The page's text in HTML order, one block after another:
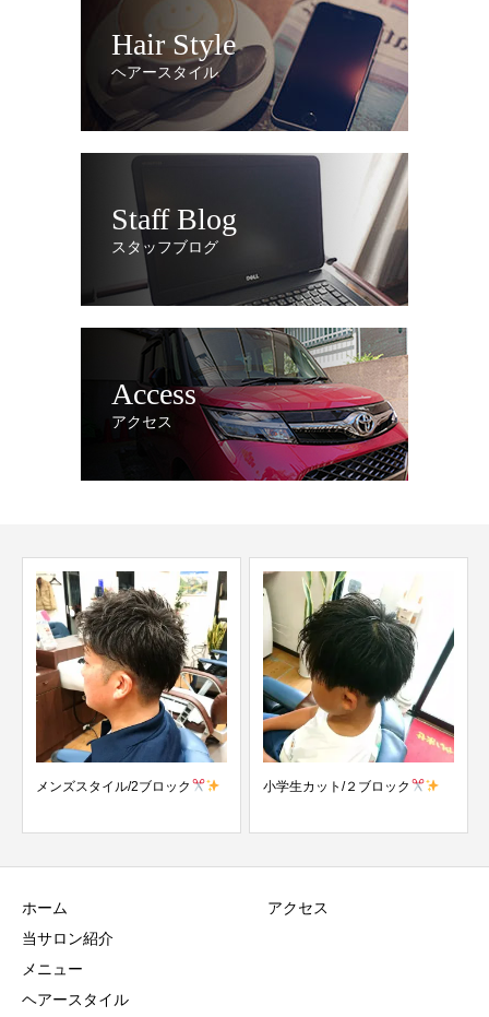
Hair Style
ヘアースタイル
Staff Blog
スタッフブログ
Access
アクセス
メンズスタイル/2ブロック 小学生カット/２ブロック
ホーム
当サロン紹介
メニュー
ヘアースタイル
アクセス